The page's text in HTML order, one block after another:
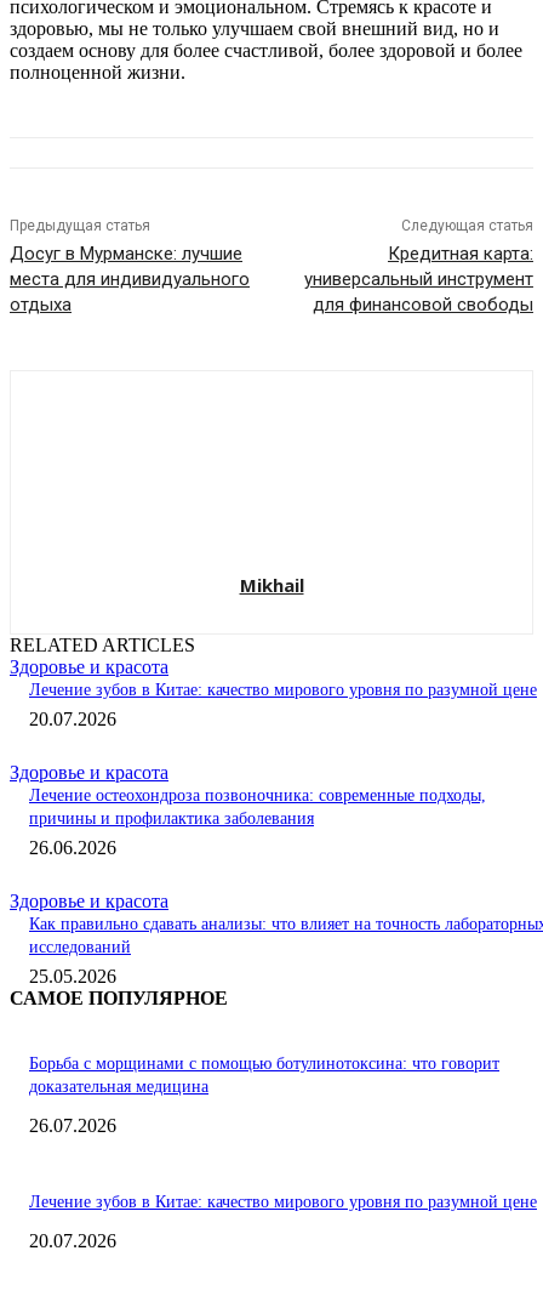
психологическом и эмоциональном. Стремясь к красоте и
здоровью, мы не только улучшаем свой внешний вид, но и
создаем основу для более счастливой, более здоровой и более
полноценной жизни.
Предыдущая статья
Досуг в Мурманске: лучшие
места для индивидуального
отдыха
Следующая статья
Кредитная карта:
универсальный инструмент
для финансовой свободы
Mikhail
RELATED ARTICLES
Здоровье и красота
Лечение зубов в Китае: качество мирового уровня по разумной цене
20.07.2026
Здоровье и красота
Лечение остеохондроза позвоночника: современные подходы,
причины и профилактика заболевания
26.06.2026
Здоровье и красота
Как правильно сдавать анализы: что влияет на точность
исследований
25.05.2026
САМОЕ ПОПУЛЯРНОЕ
Борьба с морщинами с помощью ботулинотоксина: что говорит
доказательная медицина
26.07.2026
Лечение зубов в Китае: качество мирового уровня по разумной цене
20.07.2026